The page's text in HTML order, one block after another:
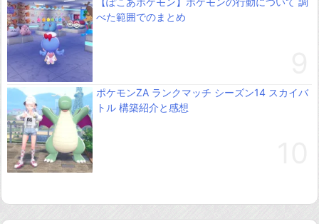
べた範囲でのまとめ
ポケモンZA ランクマッチ シーズン14 スカイバ
トル 構築紹介と感想